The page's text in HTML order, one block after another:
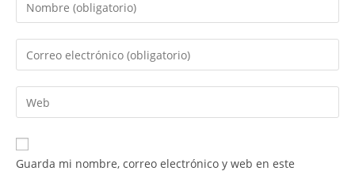
tu
nombre
de
usuario
para
comentar
Introduce
tu
dirección
de
electrónico
para
Introduce
la
URL
de
Guarda mi nombre, correo electrónico y web en este